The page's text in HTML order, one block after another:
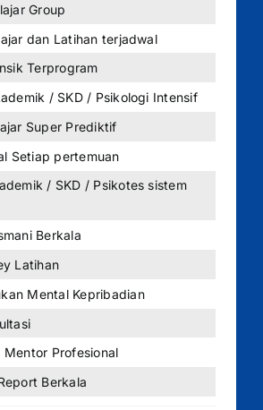
Group
dan Latihan terjadwal
Terprogram
/ SKD / Psikologi Intensif
Super Prediktif
Setiap pertemuan
/ SKD / Psikotes sistem
Berkala
Latihan
Mental Kepribadian
Mentor Profesional
Berkala